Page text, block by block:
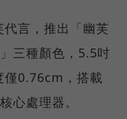
言，推出「幽芙
三種顏色，5.5吋
僅0.76cm，搭載
心處理器。